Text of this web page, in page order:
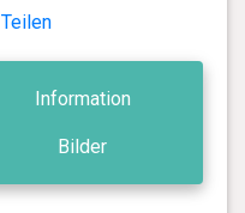
Teilen
Information
Bilder